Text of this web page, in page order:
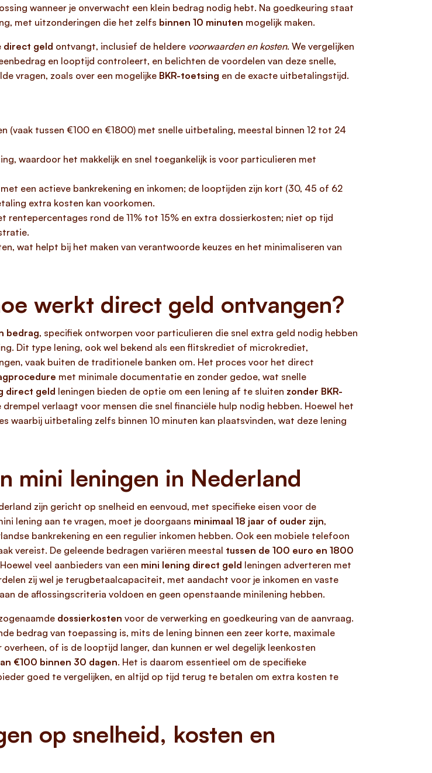
wanneer je onverwacht een klein bedrag nodig hebt. Na goedkeuring staat
met uitzonderingen die het zelfs binnen 10 minuten mogelijk maken.
direct geld ontvangt, inclusief de heldere voorwaarden en kosten. We vergelijken
en looptijd controleert, en belichten de voordelen van deze snelle,
vragen, zoals over een mogelijke BKR-toetsing en de exacte uitbetalingstijd.
(vaak tussen €100 en €1800) met snelle uitbetaling, meestal binnen 12 tot 24
waardoor het makkelijk en snel toegankelijk is voor particulieren met
een actieve bankrekening en inkomen; de looptijden zijn kort (30, 45 of 62
extra kosten kan voorkomen.
rentepercentages rond de 11% tot 15% en extra dossierkosten; niet op tijd
wat helpt bij het maken van verantwoorde keuzes en het minimaliseren van
werkt direct geld ontvangen?
bedrag, specifiek ontworpen voor particulieren die snel extra geld nodig hebben
Dit type lening, ook wel bekend als een flitskrediet of microkrediet,
vaak buiten de traditionele banken om. Het proces voor het direct
met minimale documentatie en zonder gedoe, wat snelle
direct geld leningen bieden de optie om een lening af te sluiten zonder BKR-
verlaagt voor mensen die snel financiële hulp nodig hebben. Hoewel het
waarbij uitbetaling zelfs binnen 10 minuten kan plaatsvinden, wat deze lening
mini leningen in Nederland
zijn gericht op snelheid en eenvoud, met specifieke eisen voor de
lening aan te vragen, moet je doorgaans minimaal 18 jaar of ouder zijn,
bankrekening en een regulier inkomen hebben. Ook een mobiele telefoon
vereist. De geleende bedragen variëren meestal tussen de 100 euro en 1800
veel aanbieders van een mini lening direct geld leningen adverteren met
zij wel je terugbetaalcapaciteit, met aandacht voor je inkomen en vaste
de aflossingscriteria voldoen en geen openstaande minilening hebben.
dossierkosten voor de verwerking en goedkeuring van de aanvraag.
bedrag van toepassing is, mits de lening binnen een zeer korte, maximale
of is de looptijd langer, dan kunnen er wel degelijk leenkosten
€100 binnen 30 dagen. Het is daarom essentieel om de specifieke
goed te vergelijken, en altijd op tijd terug te betalen om extra kosten te
op snelheid, kosten en